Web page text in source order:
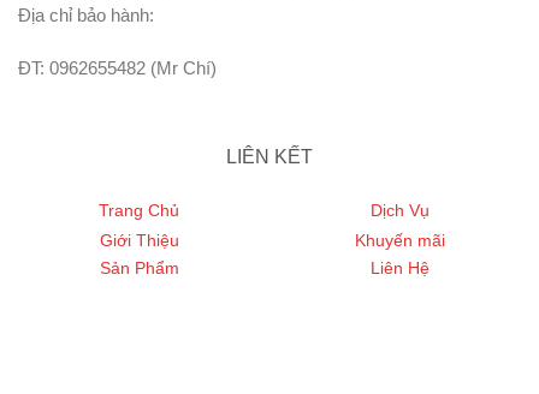
Địa chỉ bảo hành:
ĐT: 0962655482 (Mr Chí)
LIÊN KẾT
Trang Chủ
Giới Thiệu
Sản Phẩm
Dịch Vụ
Khuyến mãi
Liên Hệ